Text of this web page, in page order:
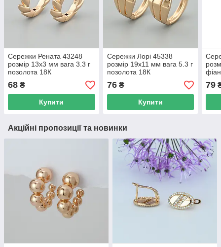
Сережки Рената 43248
розмір 13х3 мм вага 3.3 г
позолота 18К
68 ₴
Купити
Сережки Лорі 45338
розмір 19х11 мм вага 5.3 г
позолота 18К
76₴
Купити
79
Акційні пропозиції та новинки